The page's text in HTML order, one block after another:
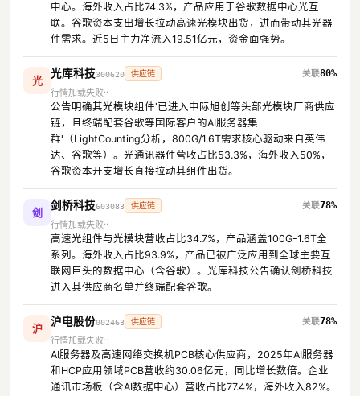
中心。海外收入占比74.3%，产品应用于谷歌数据中心光互
联。谷歌资本支出增长拉动高速光模块出货，进而带动其光器
件需求。近5日主力净流入19.51亿元，资金面强势。
光
光库科技300620 供应链
80%
行情加载失败
公告明确其光模块组件'已进入中际旭创等头部光模块厂商供应
链，且终端配套谷歌等国际客户的AI服务器集
群'（LightCounting分析，800G/1.6T需求核心驱动来自英伟
达、谷歌等）。光通讯器件营收占比53.3%，海外收入50%，
谷歌资本开支增长直接拉动其组件出货。
剑
剑桥科技603083 供应链
78%
行情加载失败
高速光组件与光模块营收占比34.7%，产品涵盖100G-1.6T全
系列。海外收入占比93.9%，产品已被广泛应用到全球主要互
联网巨头的数据中心（含谷歌）。光库科技公告确认剑桥科技
进入其供应商名单并终端配套谷歌。
沪
沪电股份002463 供应链
78%
行情加载失败
AI服务器及高速网络交换机PCB核心供应商，2025年AI服务器
和HCP应用领域PCB营收约30.06亿元，同比增长数倍。企业
通讯市场板（含AI数据中心）营收占比77.4%，海外收入82%。